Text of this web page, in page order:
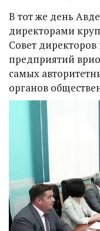
В тот же день
директорами
Совет
предприятий
самых
органов